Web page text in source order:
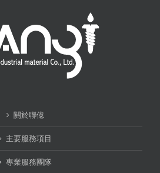
關於聯億
主要服務項目
專業服務團隊